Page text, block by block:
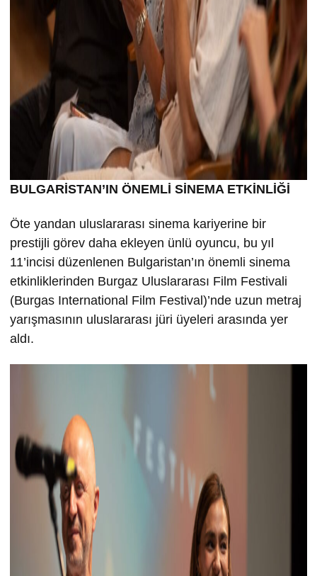
BULGARİSTAN’IN ÖNEMLİ SİNEMA ETKİNLİĞİ
Öte yandan uluslararası sinema kariyerine bir
prestijli görev daha ekleyen ünlü oyuncu, bu yıl
11’incisi düzenlenen Bulgaristan’ın önemli sinema
etkinliklerinden Burgaz Uluslararası Film Festivali
(Burgas International Film Festival)’nde uzun metraj
yarışmasının uluslararası jüri üyeleri arasında yer
aldı.